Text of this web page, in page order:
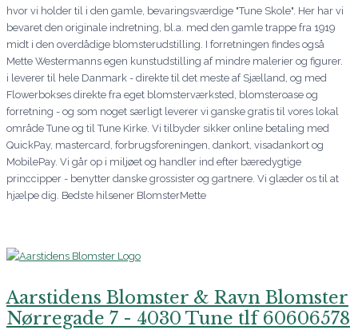
hvor vi holder til i den gamle, bevaringsværdige "Tune Skole". Her har vi
bevaret den originale indretning, bl.a. med den gamle trappe fra 1919
midt i den overdådige blomsterudstilling. I forretningen findes også
Mette Westermanns egen kunstudstilling af mindre malerier og figurer.
i leverer til hele Danmark - direkte til det meste af Sjælland, og med
Flowerbokses direkte fra eget blomsterværksted, blomsteroase og
forretning - og som noget særligt leverer vi ganske gratis til vores lokal
område Tune og til Tune Kirke. Vi tilbyder sikker online betaling med
QuickPay, mastercard, forbrugsforeningen, dankort, visadankort og
MobilePay. Vi går op i miljøet og handler ind efter bæredygtige
princcipper - benytter danske grossister og gartnere. Vi glæder os til at
hjælpe dig. Bedste hilsener BlomsterMette
Aarstidens Blomster & Ravn Blomster
Nørregade 7 - 4030 Tune tlf 60606578